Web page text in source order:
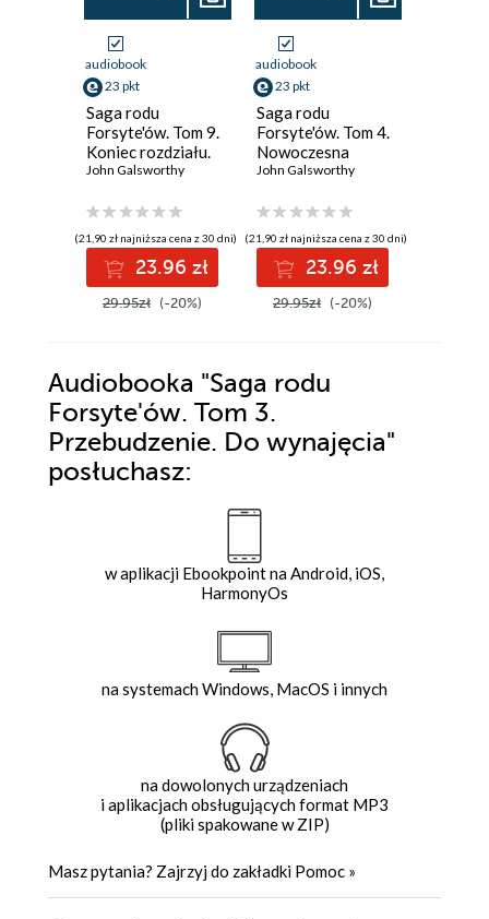
audiobook
23 pkt
Saga rodu
Forsyte'ów. Tom 9.
Koniec rozdziału.
Część 3. Za rzeką
John Galsworthy
(21,90 zł najniższa cena z 30 dni)
23.96 zł
29.95zł (-20%)
audiobook
23 pkt
Saga rodu
Forsyte'ów. Tom 4.
Nowoczesna
komedia. Część 1.
John Galsworthy
(21,90 zł najniższa cena z 30 dni)
23.96 zł
29.95zł (-20%)
Audiobooka "Saga rodu
Forsyte'ów. Tom 3.
Przebudzenie. Do wynajęcia"
posłuchasz:
w aplikacji Ebookpoint na Android, iOS,
HarmonyOs
na systemach Windows, MacOS i innych
na dowolonych urządzeniach
i aplikacjach obsługujących format MP3
(pliki spakowane w ZIP)
Masz pytania? Zajrzyj do zakładki Pomoc »